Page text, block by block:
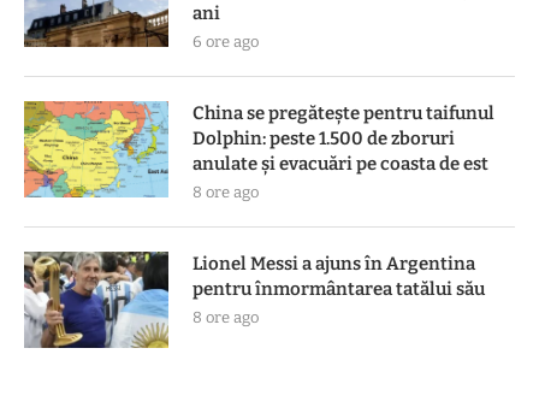
ani
6 ore ago
China se pregătește pentru taifunul
Dolphin: peste 1.500 de zboruri
anulate și evacuări pe coasta de est
8 ore ago
Lionel Messi a ajuns în Argentina
pentru înmormântarea tatălui său
8 ore ago